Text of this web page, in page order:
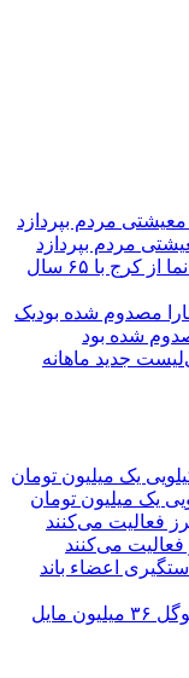
مردم بپردازد
یک نما از کرج با ۶۵ سال
یک
شده بود
لیست جدید ماهانه
یک میلیون تومان
می‌کنند
اعضاء باند
️گوگل ۳۶ میلیون مایل